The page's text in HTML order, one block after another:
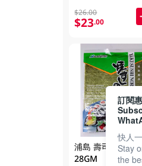
$26.00
$23.00
浦島 壽司用燒海
28GM
訂閱
快人
Stay
the